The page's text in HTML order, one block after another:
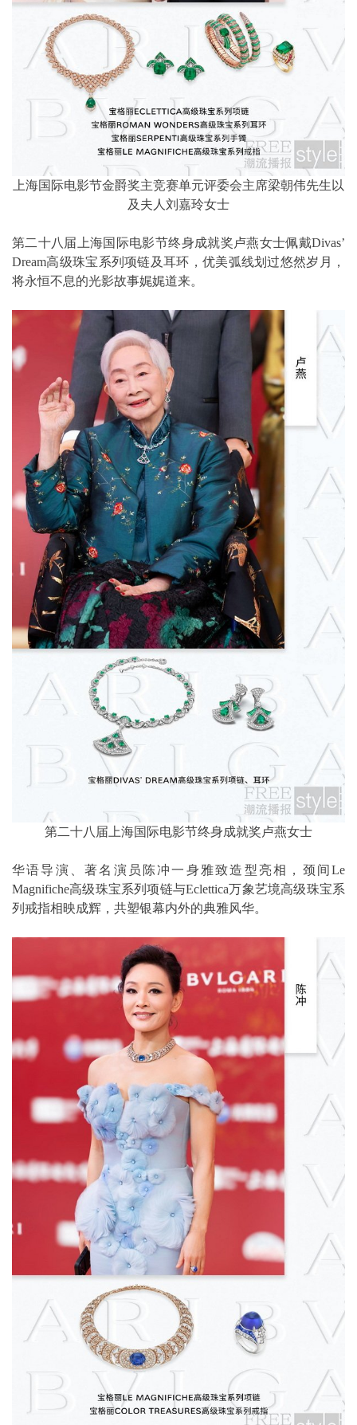
上海国际电影节金爵奖主竞赛单元评委会主席梁朝伟先生以
及夫人刘嘉玲女士
第二十八届上海国际电影节终身成就奖卢燕女士佩戴Divas’
Dream高级珠宝系列项链及耳环，优美弧线划过悠然岁月，
将永恒不息的光影故事娓娓道来。
第二十八届上海国际电影节终身成就奖卢燕女士
华语导演、著名演员陈冲一身雅致造型亮相，颈间Le
Magnifiche高级珠宝系列项链与Eclettica万象艺境高级珠宝系
列戒指相映成辉，共塑银幕内外的典雅风华。